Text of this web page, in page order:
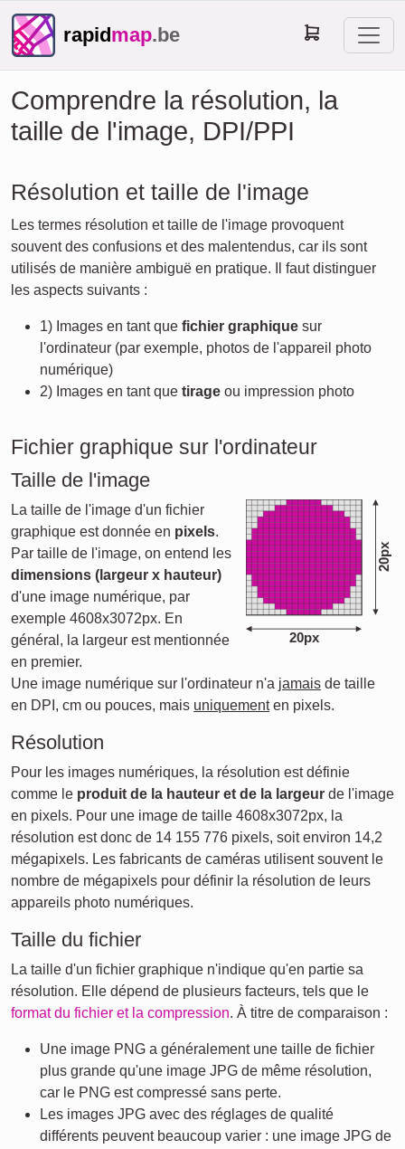
rapidmap.be
Comprendre la résolution, la
taille de l'image, DPI/PPI
Résolution et taille de l'image
Les termes résolution et taille de l'image provoquent
souvent des confusions et des malentendus, car ils sont
utilisés de manière ambiguë en pratique. Il faut distinguer
les aspects suivants :
1) Images en tant que fichier graphique sur
l'ordinateur (par exemple, photos de l'appareil photo
numérique)
2) Images en tant que tirage ou impression photo
Fichier graphique sur l'ordinateur
Taille de l'image
20px
20px
La taille de l'image d'un fichier
graphique est donnée en pixels.
Par taille de l'image, on entend les
dimensions (largeur x hauteur)
d'une image numérique, par
exemple 4608x3072px. En
général, la largeur est mentionnée
en premier.
Une image numérique sur l'ordinateur n'a jamais de taille
en DPI, cm ou pouces, mais uniquementen pixels.
Résolution
Pour les images numériques, la résolution est définie
comme le produit de la hauteur et de la largeur de l'image
en pixels. Pour une image de taille 4608x3072px, la
résolution est donc de 14 155 776 pixels, soit environ 14,2
mégapixels. Les fabricants de caméras utilisent souvent le
nombre de mégapixels pour définir la résolution de leurs
appareils photo numériques.
Taille du fichier
La taille d'un fichier graphique n'indique qu'en partie sa
résolution. Elle dépend de plusieurs facteurs, tels que le
format du fichier et la compression. À titre de comparaison :
Une image PNG a généralement une taille de fichier
plus grande qu'une image JPG de même résolution,
car le PNG est compressé sans perte.
Les images JPG avec des réglages de qualité
différents peuvent beaucoup varier : une image JPG de